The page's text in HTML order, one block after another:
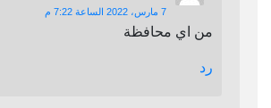
7 مارس، 2022 الساعة 7:22 م
من اي محافظة
رد